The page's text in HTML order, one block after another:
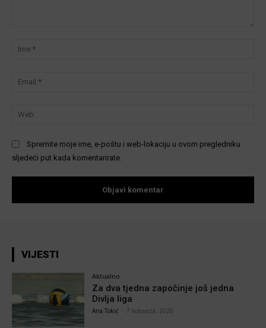
Spremite moje ime, e-poštu i web-lokaciju u ovom pregledniku
sljedeći put kada komentarirate.
VIJESTI
Aktualno
Za dva tjedna započinje još jedna
Divlja liga
Ana Tokić 7 kolovoza, 2026